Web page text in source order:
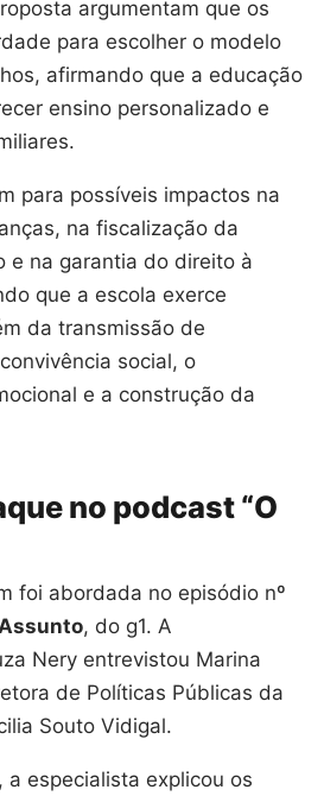
argumentam que os
para escolher o modelo
afirmando que a educação
ensino personalizado e
para possíveis impactos na
na fiscalização da
e na garantia do direito à
que a escola exerce
da transmissão de
social, o
e a construção da
no podcast “O
foi abordada no episódio nº
, do g1. A
Nery entrevistou Marina
de Políticas Públicas da
Souto Vidigal.
a especialista explicou os